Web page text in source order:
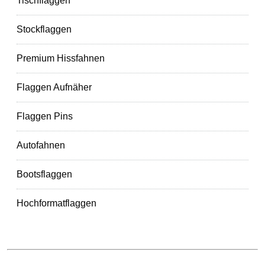
Stockflaggen
Premium Hissfahnen
Flaggen Aufnäher
Flaggen Pins
Autofahnen
Bootsflaggen
Hochformatflaggen